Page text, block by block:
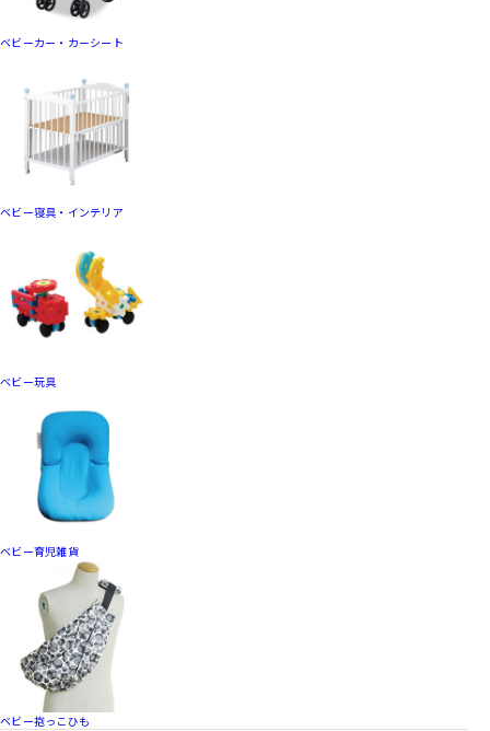
ベビーカー・カーシート
ベビー寝具・インテリア
ベビー玩具
ベビー育児雑貨
ベビー抱っこひも